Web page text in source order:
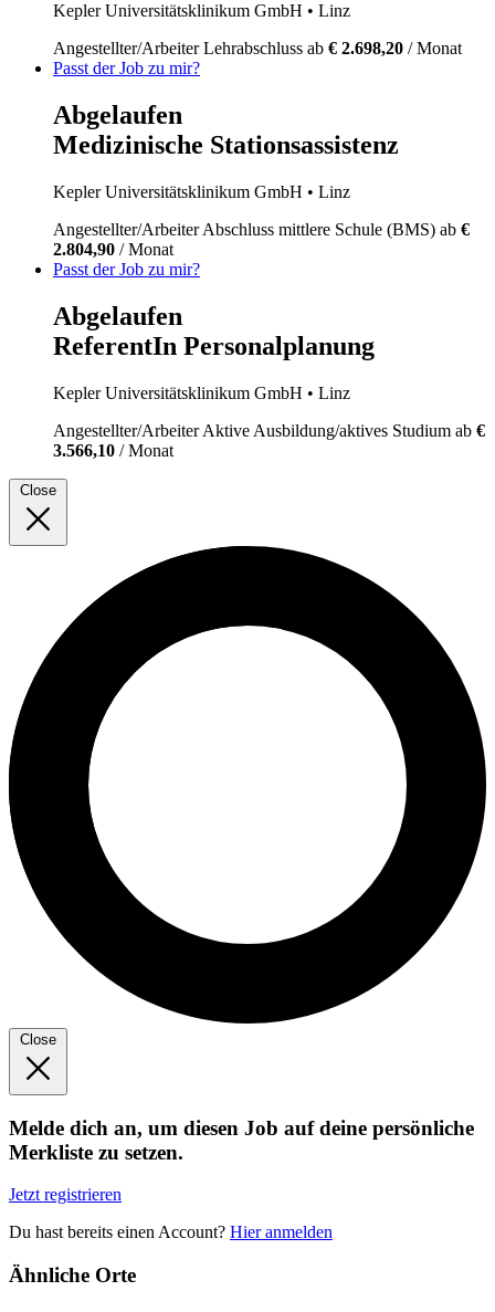
Kepler Universitätsklinikum GmbH • Linz
Angestellter/ArbeiterLehrabschluss ab € 2.698,20 / Monat
Passt der Job zu mir?
Abgelaufen
Medizinische Stationsassistenz
Kepler Universitätsklinikum GmbH • Linz
Angestellter/ArbeiterAbschluss mittlere Schule (BMS) ab €
2.804,90 / Monat
Passt der Job zu mir?
Abgelaufen
ReferentIn Personalplanung
Kepler Universitätsklinikum GmbH • Linz
Angestellter/ArbeiterAktive Ausbildung/aktives Studium ab €
3.566,10 / Monat
Close
Close
Melde dich an, um diesen Job auf deine persönliche
Merkliste zu setzen.
Jetzt registrieren
Du hast bereits einen Account? Hier anmelden
Ähnliche Orte